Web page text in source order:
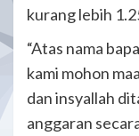
kurang lebih
“Atas nama
kami mohon
dan insyallah
anggaran